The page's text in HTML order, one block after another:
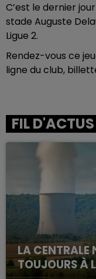
C’est le dernier
stade Auguste
Ligue 2.
Rendez-vous ce
ligne du club,
FIL D'ACTUS
LA CENTRALE
TOUJOURS À